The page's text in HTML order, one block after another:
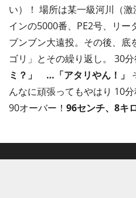
い）！ 場所は某一級河川（
インの5000番、PE2号、リー
ブンブン大遠投。その後、底
ゴリ」とその繰り返し。 30分
ミ？」 …「アタリやん！」
んなに頑張ってもやはり 10
90オーバー！ 96センチ、8キ